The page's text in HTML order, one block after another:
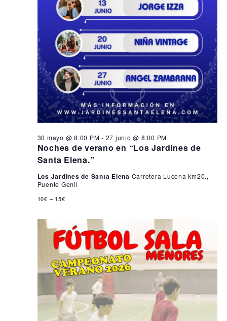
Noches de verano en “Los Jardines de
Santa Elena.”
30 mayo @ 8:00 PM - 27 junio @ 8:00 PM
Los Jardines de Santa Elena Carretera Lucena km20.,
Puente Genil
10€ – 15€